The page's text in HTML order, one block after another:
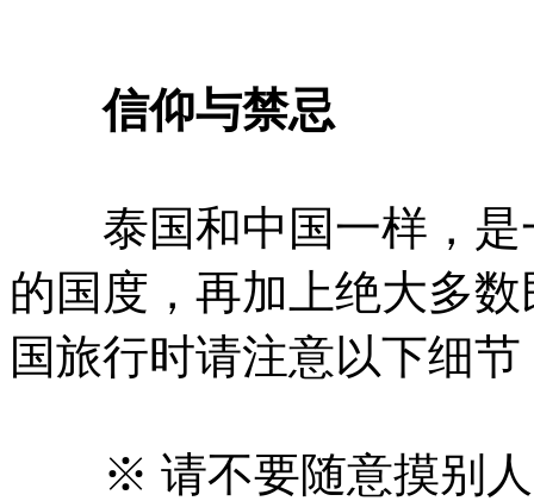
信仰与禁忌
泰国和中国一样，是
的国度，再加上绝大多
国旅行时请注意以下细节
※ 请不要随意摸别人